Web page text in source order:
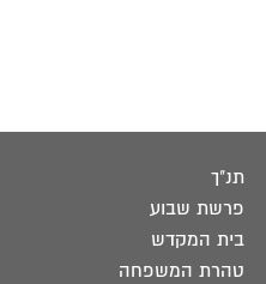
תנ"ך
פרשת שבוע
בית המקדש
טהרת המשפחה